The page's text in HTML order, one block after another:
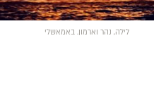
לילה, נהר וארמון. באמאשלי